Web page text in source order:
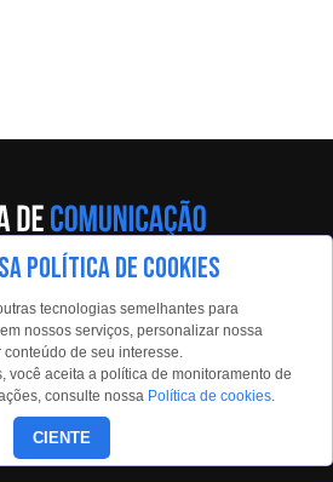
Álvares, 55 - 5º andar
São Paulo, 02598-900
Contato:
(11)99350-0439
POLÍTICA DE COOKIES
tecnologias semelhantes para
nossos serviços, personalizar nossa
de seu interesse.
você aceita a política de monitoramento de
consulte nossa Política de cookies.
CIENTE